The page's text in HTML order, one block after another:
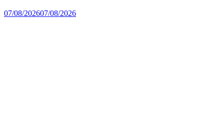
07/08/202607/08/2026